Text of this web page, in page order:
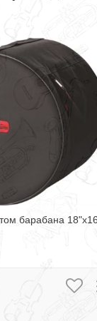
барабана